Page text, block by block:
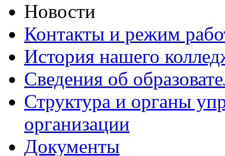
Новости
Контакты и режим
История нашего
Сведения об
Структура и органы
организации
Документы